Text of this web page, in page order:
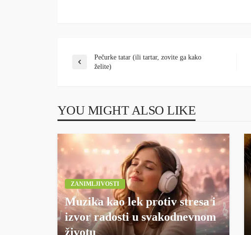
Pečurke tatar (ili tartar, zovite ga kako
želite)
YOU MIGHT ALSO LIKE
ZANIMLJIVOSTI
Muzika kao lek protiv stresa i
izvor radosti u svakodnevnom
životu